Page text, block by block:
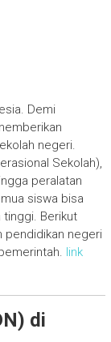
Demi
negeri.
Sekolah),
peralatan
siswa bisa
Berikut
pendidikan negeri
link
di